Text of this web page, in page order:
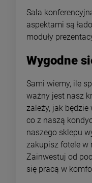
Sala
aspektami są
moduły
Wygodne
Sami wiemy, ile
ważny jest nasz
zależy, jak będzie
co z naszą
naszego sklepu
zakupisz fotele w
Zainwestuj od
się pracą w